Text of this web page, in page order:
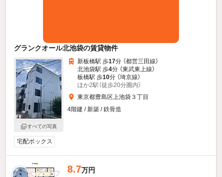
グランクオール北池袋の賃貸物件
すべての写真
新板橋駅 歩17分 （都営三田線）
北池袋駅 歩4分 （東武東上線）
板橋駅 歩10分 （埼京線）
ほか2駅（徒歩20分圏内）
東京都豊島区上池袋３丁目
4階建 / 新築 / 鉄骨造
宅配ボックス
8.7万円